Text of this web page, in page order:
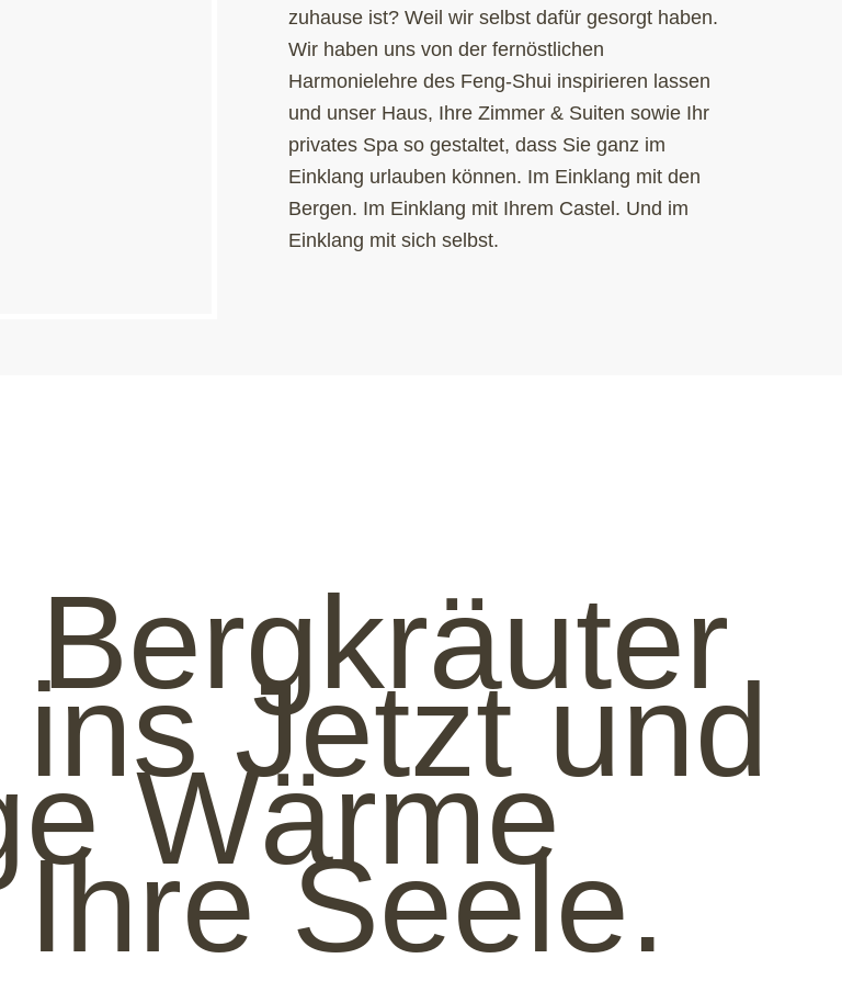
zuhause ist? Weil wir selbst dafür gesorgt haben.
Wir haben uns von der fernöstlichen
Harmonielehre des Feng-Shui inspirieren lassen
und unser Haus, Ihre Zimmer & Suiten sowie Ihr
privates Spa so gestaltet, dass Sie ganz im
Einklang urlauben können. Im Einklang mit den
Bergen. Im Einklang mit Ihrem Castel. Und im
Einklang mit sich selbst.
Bergkräuter
Jetzt und
Wärme
Seele.